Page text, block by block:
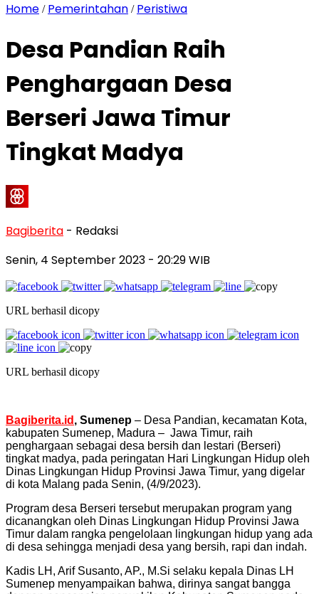
Home / Pemerintahan / Peristiwa
Desa Pandian Raih
Penghargaan Desa
Berseri Jawa Timur
Tingkat Madya
Bagiberita - Redaksi
Senin, 4 September 2023 - 20:29 WIB
URL berhasil dicopy
URL berhasil dicopy
Bagiberita.id , Sumenep – Desa Pandian, kecamatan Kota,
kabupaten Sumenep, Madura – Jawa Timur, raih
penghargaan sebagai desa bersih dan lestari (Berseri)
tingkat madya, pada peringatan Hari Lingkungan Hidup oleh
Dinas Lingkungan Hidup Provinsi Jawa Timur, yang digelar
di kota Malang pada Senin, (4/9/2023).
Program desa Berseri tersebut merupakan program yang
dicanangkan oleh Dinas Lingkungan Hidup Provinsi Jawa
Timur dalam rangka pengelolaan lingkungan hidup yang ada
di desa sehingga menjadi desa yang bersih, rapi dan indah.
Kadis LH, Arif Susanto, AP., M.Si selaku kepala Dinas LH
Sumenep menyampaikan bahwa, dirinya sangat bangga